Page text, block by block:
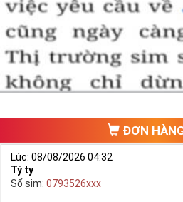
ĐƠN
Lúc: 08/08/2026 04:32
Tý ty
Số sim: 0793526xxx